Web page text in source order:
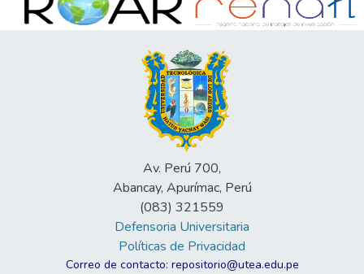
Av. Perú 700,
Abancay, Apurímac, Perú
(083) 321559
Defensoria Universitaria
Políticas de Privacidad
Correo de contacto: repositorio@utea.edu.pe